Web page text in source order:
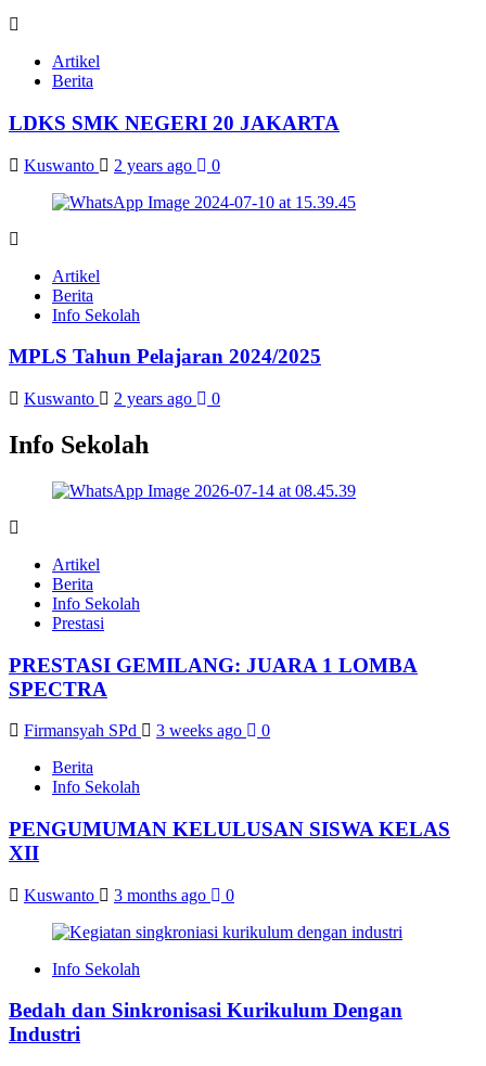
Artikel
Berita
LDKS SMK NEGERI 20 JAKARTA
Kuswanto 2 years ago 0
Artikel
Berita
Info Sekolah
MPLS Tahun Pelajaran 2024/2025
Kuswanto 2 years ago 0
Info Sekolah
Artikel
Berita
Info Sekolah
Prestasi
PRESTASI GEMILANG: JUARA 1 LOMBA
SPECTRA
Firmansyah SPd 3 weeks ago
0
Berita
Info Sekolah
PENGUMUMAN KELULUSAN SISWA KELAS
XII
Kuswanto 3 months ago 0
Info Sekolah
Bedah dan Sinkronisasi Kurikulum Dengan
Industri